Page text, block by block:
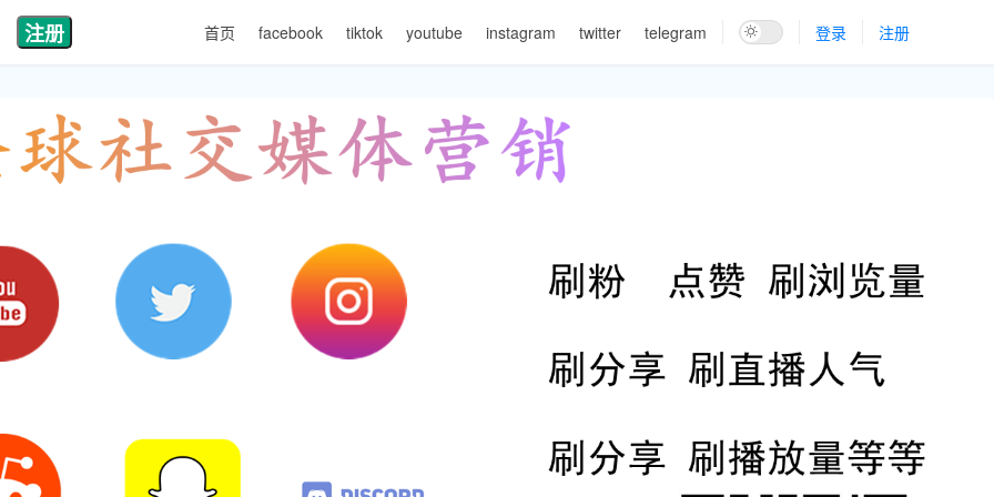
注册 首页 facebook tiktok youtube instagram twitter telegram 登录 注册